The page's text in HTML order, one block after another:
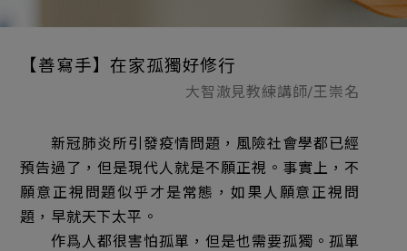
【善寫手】在家孤獨好修行
大智澈見教練講師/王崇名
新冠肺炎所引發疫情問題，風險社會學都已經
預告過了，但是現代人就是不願正視。事實上，不
願意正視問題似乎才是常態，如果人願意正視問
題，早就天下太平。
作爲人都很害怕孤單，但是也需要孤獨。孤單